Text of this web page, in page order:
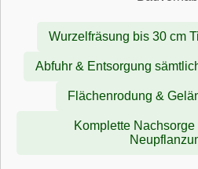
Wurzelfräsung bis 30 cm
Abfuhr & Entsorgung
Flächenrodung &
Komplette